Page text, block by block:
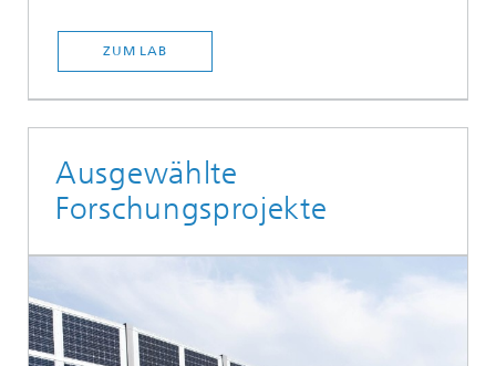
ZUM LAB
Ausgewählte
Forschungsprojekte